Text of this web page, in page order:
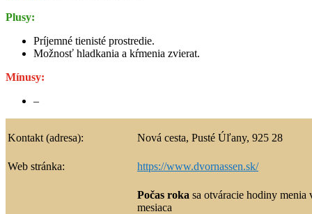
Plusy:
Príjemné tienisté prostredie.
Možnosť hladkania a kŕmenia zvierat.
Mínusy:
–
Kontakt (adresa): Nová cesta, Pusté Úľany, 925 28
Web stránka: https://www.dvornassen.sk/
Počas roka sa otváracie hodiny menia
mesiaca